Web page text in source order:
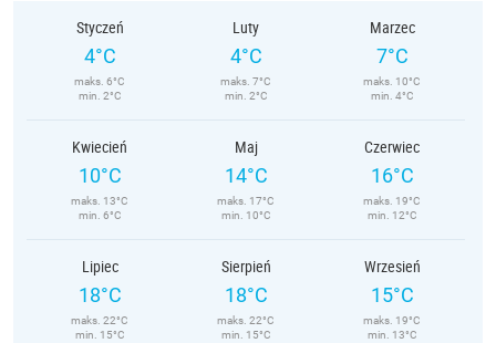
Styczeń
4°C
maks. 6°C
min. 2°C
Luty
4°C
maks. 7°C
min. 2°C
Marzec
7°C
maks. 10°C
min. 4°C
Kwiecień
10°C
maks. 13°C
min. 6°C
Maj
14°C
maks. 17°C
min. 10°C
Czerwiec
16°C
maks. 19°C
min. 12°C
Lipiec
18°C
maks. 22°C
min. 15°C
Sierpień
18°C
maks. 22°C
min. 15°C
Wrzesień
15°C
maks. 19°C
min. 13°C